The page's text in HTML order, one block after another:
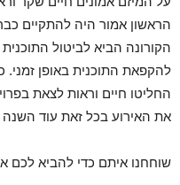
הקורונה הביא לביטול
להקפאת התוכנית באופן זמני.
החליטו חיים וראות לצאת
את האירוע בכל זאת עוד
שוחחנו איתם כדי להביא